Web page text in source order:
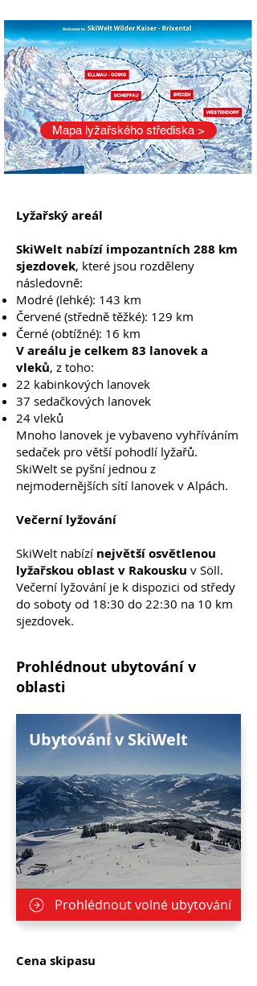
Mapa lyžařského střediska >
Lyžařský areál
SkiWelt nabízí impozantních 288 km
sjezdovek, které jsou rozděleny
následovně:
Modré (lehké): 143 km
Červené (středně těžké): 129 km
Černé (obtížné): 16 km
V areálu je celkem 83 lanovek a
vleků, z toho:
22 kabinkových lanovek
37 sedačkových lanovek
24 vleků
Mnoho lanovek je vybaveno vyhříváním
sedaček pro větší pohodlí lyžařů.
SkiWelt se pyšní jednou z
nejmodernějších sítí lanovek v Alpách.
Večerní lyžování
SkiWelt nabízí největší osvětlenou
lyžařskou oblast v Rakousku v Söll.
Večerní lyžování je k dispozici od středy
do soboty od 18:30 do 22:30 na 10 km
sjezdovek.
Prohlédnout ubytování v
oblasti
Ubytování v SkiWelt
Prohlédnout volné ubytování
Cena skipasu